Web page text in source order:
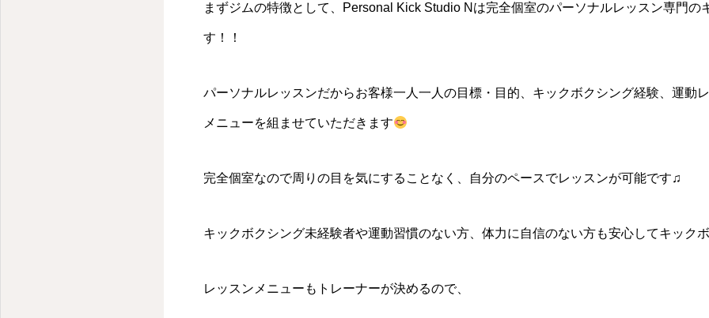
まずジムの特徴として、Personal Kick Studio Nは完全個室のパーソナルレッスン専門の
す！！
パーソナルレッスンだからお客様一人一人の目標・目的、キックボクシング経験、運動
メニューを組ませていただきます
完全個室なので周りの目を気にすることなく、自分のペースでレッスンが可能です♫
キックボクシング未経験者や運動習慣のない方、体力に自信のない方も安心してキック
レッスンメニューもトレーナーが決めるので、